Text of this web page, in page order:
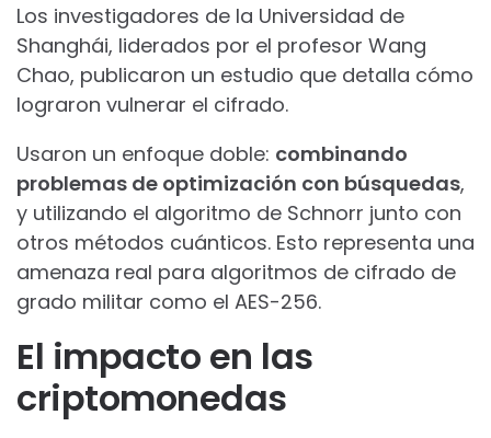
Los investigadores de la Universidad de
Shanghái, liderados por el profesor Wang
Chao, publicaron un estudio que detalla cómo
lograron vulnerar el cifrado.
Usaron un enfoque doble: combinando
problemas de optimización con búsquedas,
y utilizando el algoritmo de Schnorr junto con
otros métodos cuánticos. Esto representa una
amenaza real para algoritmos de cifrado de
grado militar como el AES-256.
El impacto en las
criptomonedas